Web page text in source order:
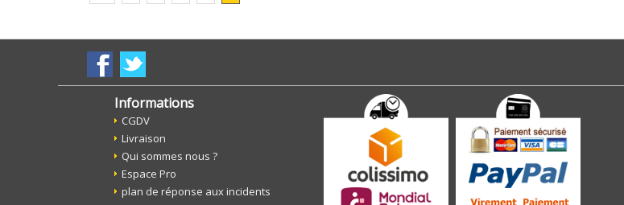
Informations
CGDV
Livraison
Qui sommes nous ?
Espace Pro
plan de réponse aux incidents